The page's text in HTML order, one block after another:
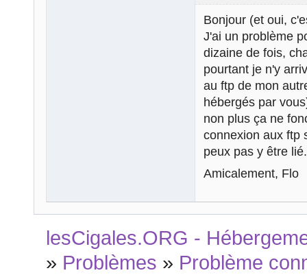
Bonjour (et oui,
J'ai un problème
dizaine de fois,
pourtant je n'y
au ftp de mon
hébergés par
non plus ça ne
connexion aux ftp
peux pas y être lié.
Amicalement, Flo
lesCigales.ORG -
» Problèmes » Problème